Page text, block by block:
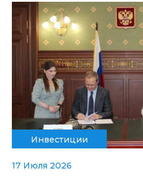
Инвестиции
17 Июля 2026